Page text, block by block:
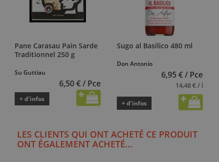
Pane Carasau Pain Sarde
Traditionnel 250 g
Su Guttiau
6,50 € / Pce
+ d’infos
Sugo al Basilico 480 ml
Don Antonio
6,95 € / Pce
14,48 € / l
+ d’infos
LES CLIENTS QUI ONT ACHETÉ CE PRODUIT
ONT ÉGALEMENT ACHETÉ...